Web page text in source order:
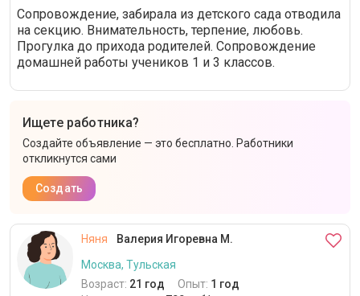
Сопровождение, забирала из детского сада отводила
на секцию. Внимательность, терпение, любовь.
Прогулка до прихода родителей. Сопровождение
домашней работы учеников 1 и 3 классов.
Ищете работника?
Создайте объявление — это бесплатно. Работники
откликнутся сами
Создать
Няня
Валерия Игоревна М.
Москва, Тульская
Возраст: 21 год Опыт: 1 год